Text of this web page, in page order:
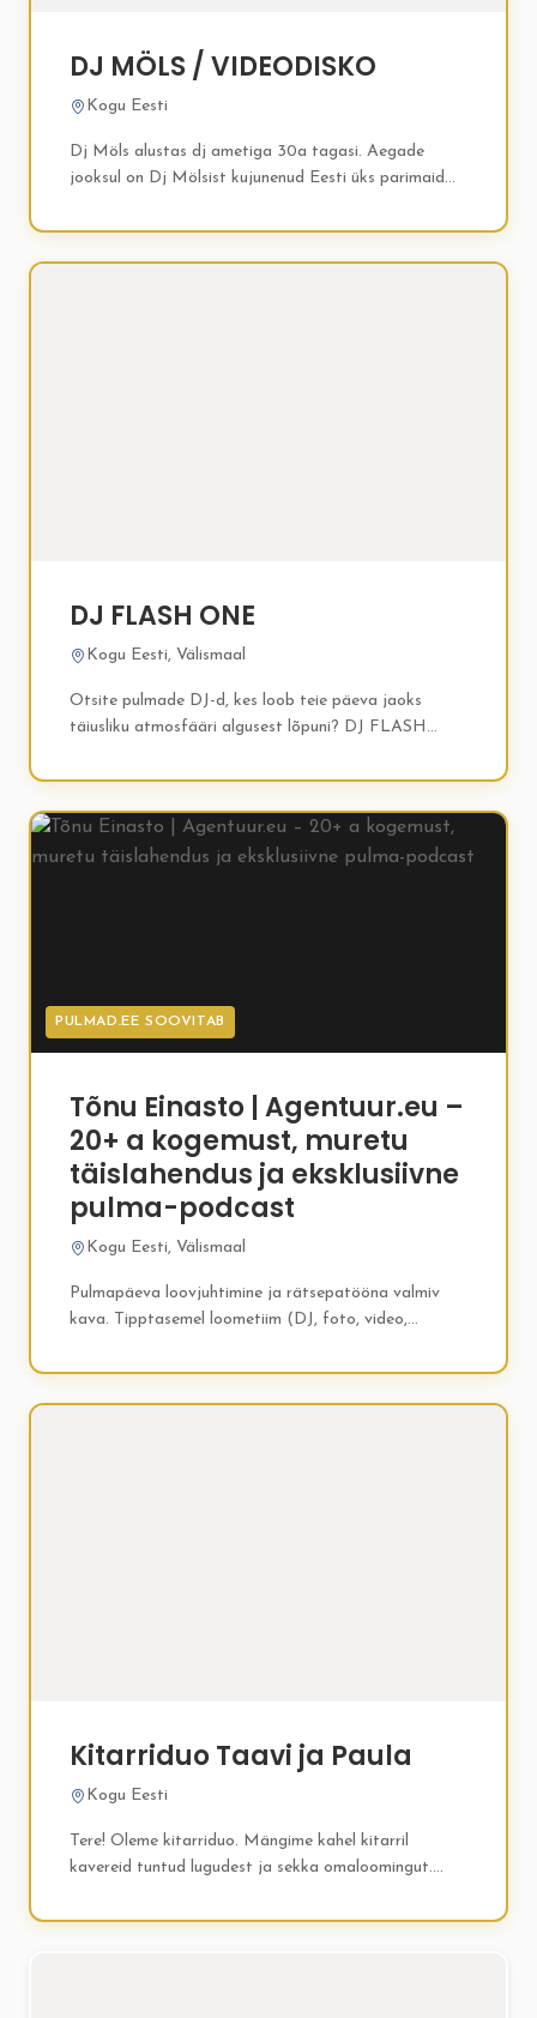
DJ MÖLS / VIDEODISKO
Kogu Eesti
Dj Möls alustas dj ametiga 30a tagasi. Aegade
jooksul on Dj Mölsist kujunenud Eesti üks parimaid
erinevate muusikamaitsetega...
DJ FLASH ONE
Kogu Eesti, Välismaal
Otsite pulmade DJ-d, kes loob teie päeva jaoks
täiusliku atmosfääri algusest lõpuni? DJ FLASH
heli- ja valguslahendust ning hoolikalt valitud...
PULMAD.EE SOOVITAB
Tõnu Einasto | Agentuur.eu –
20+ a kogemust, muretu
täislahendus ja eksklusiivne
pulma-podcast
Kogu Eesti, Välismaal
Pulmapäeva loovjuhtimine ja rätsepatööna valmiv
kava. Tipptasemel loometiim (DJ, foto, video,
ka eraldiseisva lisateenusena. Lõpeta otsimine, Sa
Kitarriduo Taavi ja Paula
Kogu Eesti
Tere! Oleme kitarriduo. Mängime kahel kitarril
kavereid tuntud lugudest ja sekka omaloomingut.
pulmades mänginud juba ligi 10 aastat....